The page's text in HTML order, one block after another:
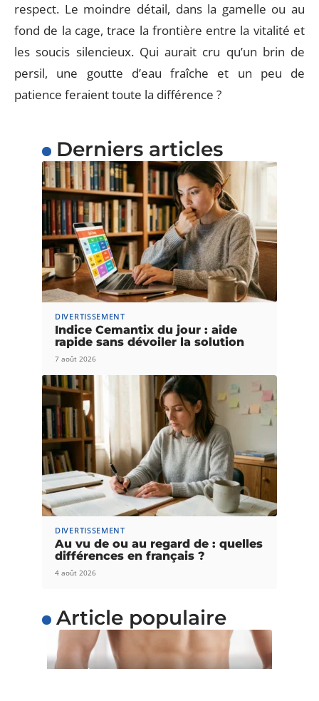
respect. Le moindre détail, dans la gamelle ou au
fond de la cage, trace la frontière entre la vitalité et
les soucis silencieux. Qui aurait cru qu’un brin de
persil, une goutte d’eau fraîche et un peu de
patience feraient toute la différence ?
Derniers articles
DIVERTISSEMENT
Indice Cemantix du jour : aide
rapide sans dévoiler la solution
7 août 2026
DIVERTISSEMENT
Au vu de ou au regard de : quelles
différences en français ?
4 août 2026
Article populaire